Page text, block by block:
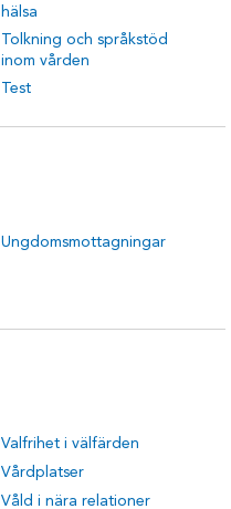
hälsa
Tolkning och språkstöd
inom vården
Test
Ungdomsmottagningar
Valfrihet i välfärden
Vårdplatser
Våld i nära relationer